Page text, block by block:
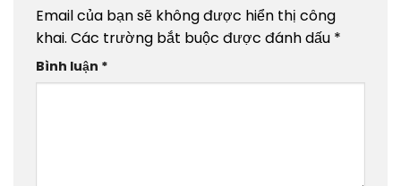
Email của bạn sẽ không được hiển thị công
khai. Các trường bắt buộc được đánh dấu *
Bình luận *